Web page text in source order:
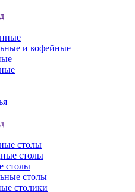
и кофейные
столы
столы
столы
столы
столики